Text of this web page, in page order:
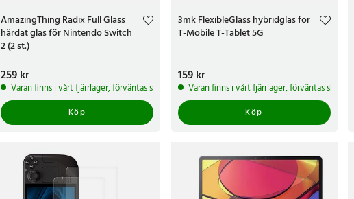
AmazingThing Radix Full Glass
härdat glas för Nintendo Switch
2 (2 st.)
Pris:259 kr
259 kr
Varan finns i vårt fjärrlager, förväntas skickas inom 5-7 arbetsdagar
Köp
3mk FlexibleGlass hybridglas för
T-Mobile T-Tablet 5G
Pris :159 kr
159 kr
Varan finns i vårt fjärrlager, förväntas
Köp